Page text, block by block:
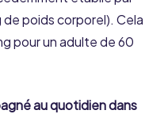
de poids corporel). Cela
pour un adulte de 60
au quotidien dans